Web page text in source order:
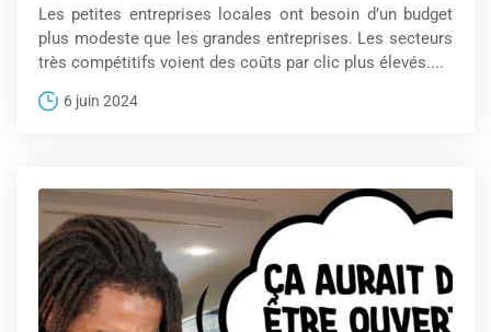
Les petites entreprises locales ont besoin d’un budget
plus modeste que les grandes entreprises. Les secteurs
très compétitifs voient des coûts par clic plus élevés....
6 juin 2024